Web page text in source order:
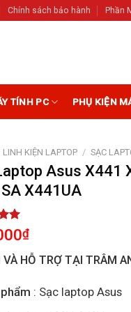
Chính sách bảo hành Phần
TÍNH PC PHỤ KIỆN
LINH KIỆN LAPTOP / SẠC
Asus X441
X441UA
₫
VÀ HỖ TRỢ TẠI TRÂM
: Sạc laptop Asus